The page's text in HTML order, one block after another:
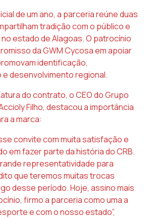
de um ano, a parceria reúne duas
tradição como público e
estado de Alagoas. O patrocínio
daGWM Cycosa em apoiar
identificação,
edesenvolvimento regional.
do contrato, o CEO do Grupo
Filho, destacou a importância
a marca:
convite com muita satisfação e
em fazer parte da históriado CRB.
representatividade para
que teremosmuitas trocas
desse período. Hoje, assino mais
firmo a parceria como uma a
e com o nosso estado”,